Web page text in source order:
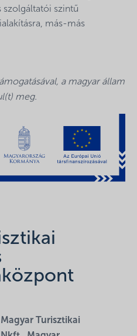
szolgáltatói szintű
más-más
a magyar állam
meg.
Magyar Turisztikai